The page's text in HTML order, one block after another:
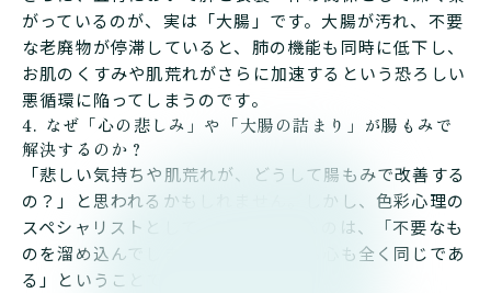
がっているのが、実は「大腸」です。大腸が汚れ、不要
な老廃物が停滞していると、肺の機能も同時に低下し、
お肌のくすみや肌荒れがさらに加速するという恐ろしい
悪循環に陥ってしまうのです。
4. なぜ「心の悲しみ」や「大腸の詰まり」が腸もみで
解決するのか？
「悲しい気持ちや肌荒れが、どうして腸もみで改善する
の？」と思われるかもしれません。しかし、色彩心理の
スペシャリストとして、確実と言えるのは、「不要なも
のを溜め込んでしまう性質は、大腸も心も全く同じであ
る」ということです。